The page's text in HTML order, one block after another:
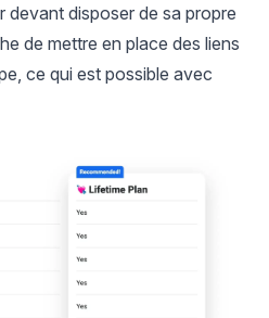
devant disposer de sa propre
de mettre en place des liens
ce qui est possible avec